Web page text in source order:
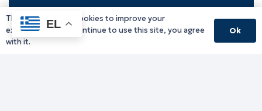
Υπηρεσίες Δράμας
Υπηρεσίες Καβάλας
EL
This website uses cookies to improve your
experience. If you continue to use this site, you agree
with it.
Ok